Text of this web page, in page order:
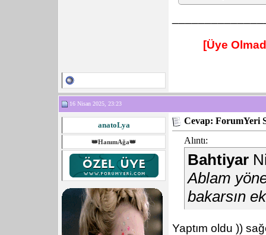
[Üye
16 Nisan 2025, 23:23
anatoLya
👑HanımAğa👑
Cevap: ForumYeri
Alıntı:
Bahtiyar
Ablam
bakarsın
Yaptım oldu ))